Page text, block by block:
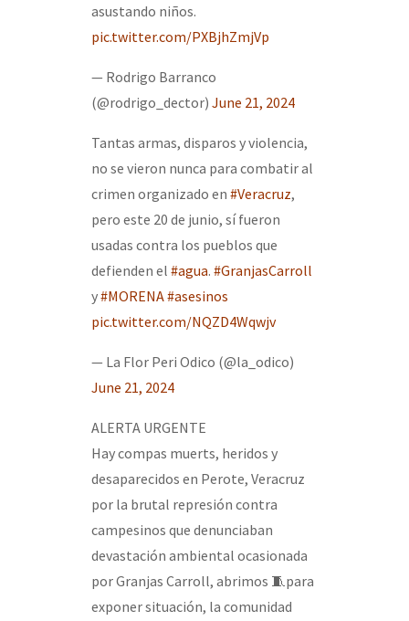
asustando niños.
pic.twitter.com/PXBjhZmjVp
— Rodrigo Barranco
(@rodrigo_dector) June 21, 2024
Tantas armas, disparos y violencia,
no se vieron nunca para combatir al
crimen organizado en #Veracruz,
pero este 20 de junio, sí fueron
usadas contra los pueblos que
defienden el #agua. #GranjasCarroll
y#MORENA#asesinos
pic.twitter.com/NQZD4Wqwjv
— La Flor Peri Odico (@la_odico)
June 21, 2024
ALERTA URGENTE
Hay compas muerts, heridos y
desaparecidos en Perote, Veracruz
por la brutal represión contra
campesinos que denunciaban
devastación ambiental ocasionada
por Granjas Carroll, abrimos 🧵para
exponer situación, la comunidad